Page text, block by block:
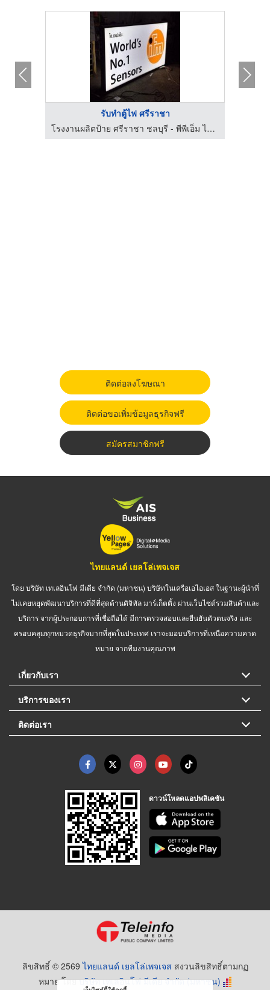
รับทำตู้ไฟ ศรีราชา
โรงงานผลิตป้าย ศรีราชา ชลบุรี - พีพีเอ็ม ไซน์แฟคตอรี่
ติดต่อลงโฆษณา
ติดต่อขอเพิ่มข้อมูลธุรกิจฟรี
สมัครสมาชิกฟรี
ไทยแลนด์ เยลโล่เพจเจส
โดย บริษัท เทเลอินโฟ มีเดีย จำกัด (มหาชน) บริษัทในเครือเอไอเอส ในฐานะผู้นำที่
ไม่เคยหยุดพัฒนาบริการที่ดีที่สุดด้านดิจิทัล มาร์เก็ตติ้ง ผ่านเว็บไซต์รวมสินค้าและ
บริการ จากผู้ประกอบการที่เชื่อถือได้ มีการตรวจสอบและยืนยันตัวตนจริง และ
ครอบคลุมทุกหมวดธุรกิจมากที่สุดในประเทศ เราจะมอบบริการที่เหนือความคาด
หมาย จากทีมงานคุณภาพ
เกี่ยวกับเรา
บริการของเรา
ติดต่อเรา
ดาวน์โหลดแอปพลิเคชัน
ลิขสิทธิ์ © 2569ไทยแลนด์ เยลโล่เพจเจส สงวนลิขสิทธิ์ตามกฏ
หมาย โดยบริษัท เทเลอินโฟ มีเดีย จำกัด (มหาชน)